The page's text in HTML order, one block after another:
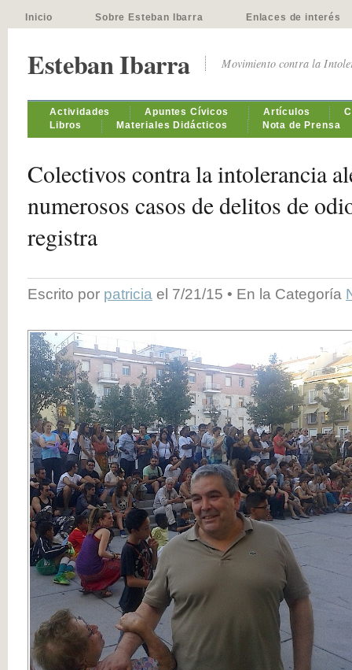
Inicio Sobre Esteban Ibarra Enlaces de interés
Esteban Ibarra Movimiento contra la
Actividades Apuntes Cívicos Artículos
Libros
Materiales Didácticos Nota de Prensa
Colectivos contra la intolerancia
numerosos casos de delitos de
registra
Escrito por patricia el 7/21/15 • En la Categoría